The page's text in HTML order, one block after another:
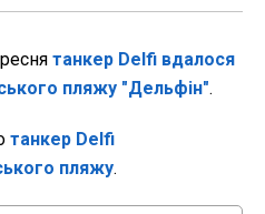
танкер Delfi вдалося
пляжу "Дельфін".
танкер Delfi
пляжу.